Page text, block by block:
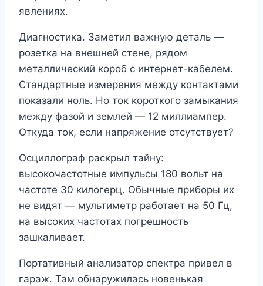
явлениях.
Диагностика. Заметил важную деталь —
розетка на внешней стене, рядом
металлический короб с интернет-кабелем.
Стандартные измерения между контактами
показали ноль. Но ток короткого замыкания
между фазой и землей — 12 миллиампер.
Откуда ток, если напряжение отсутствует?
Осциллограф раскрыл тайну:
высокочастотные импульсы 180 вольт на
частоте 30 килогерц. Обычные приборы их
не видят — мультиметр работает на 50 Гц,
на высоких частотах погрешность
зашкаливает.
Портативный анализатор спектра привел в
гараж. Там обнаружилась новенькая